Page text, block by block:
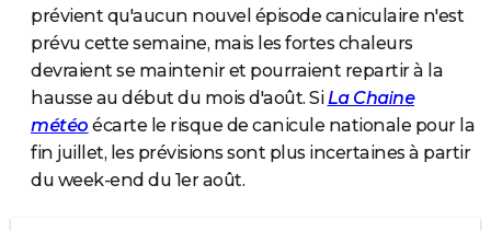
prévient qu'aucun nouvel épisode caniculaire n'est
prévu cette semaine, mais les fortes chaleurs
devraient se maintenir et pourraient repartir à la
hausse au début du mois d'août. SiLa Chaine
météo écarte le risque de canicule nationale pour la
fin juillet, les prévisions sont plus incertaines à partir
du week-end du 1er août.